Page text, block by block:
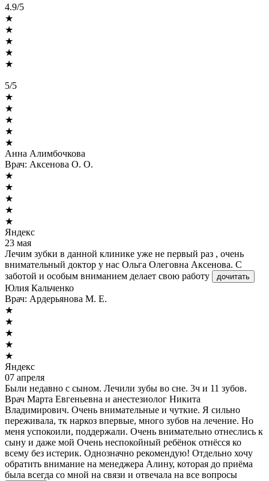
4.9/5
★
★
★
★
★
5/5
★
★
★
★
★
Анна Алимбочкова
Врач: Аксенова О. О.
★
★
★
★
★
Яндекс
23 мая
Лечим зубки в данной клинике уже не первый раз , очень
внимательный доктор у нас Ольга Олеговна Аксенова. С
заботой и особым вниманием делает свою работу
дочитать
Юлия Кальченко
Врач: Ардерьянова М. Е.
★
★
★
★
★
Яндекс
07 апреля
Были недавно с сыном. Лечили зубы во сне. 3ч и 11 зубов.
Врач Марта Евгеньевна и анестезиолог Никита
Владимирович. Очень внимательные и чуткие. Я сильно
переживала, тк наркоз впервые, много зубов на лечение. Но
меня успокоили, поддержали. Очень внимательно отнеслись к
сыну и даже мой Очень неспокойный ребёнок отнёсся ко
всему без истерик. Однозначно рекомендую! Отдельно хочу
обратить внимание на менеджера Алину, которая до приёма
была всегда со мной на связи и отвечала на все вопросы